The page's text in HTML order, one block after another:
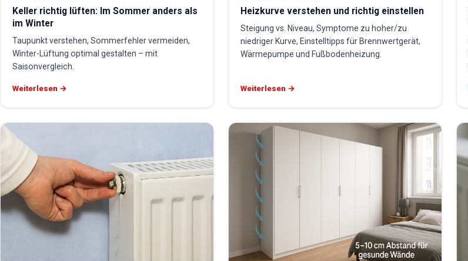
Keller richtig lüften: Im Sommer anders als
im Winter
Taupunkt verstehen, Sommerfehler vermeiden,
Winter-Lüftung optimal gestalten – mit
Saisonvergleich.
Weiterlesen →
Heizkurve verstehen und richtig einstellen
Steigung vs. Niveau, Symptome zu hoher/zu
niedriger Kurve, Einstelltipps für Brennwertgerät,
Wärmepumpe und Fußbodenheizung.
Weiterlesen →